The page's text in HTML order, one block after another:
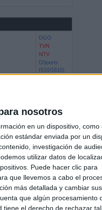
nosotros
en un dispositivo, como
estándar enviada por un
investigación de
utilizar datos de
Puede hacer clic para
que llevemos a cabo el
más detallada y cambiar sus
que algún procesamiento
tiene el derecho de rechazar tal
DGO
TVN
NTV
DSports
(610/1610)
partidos del canal